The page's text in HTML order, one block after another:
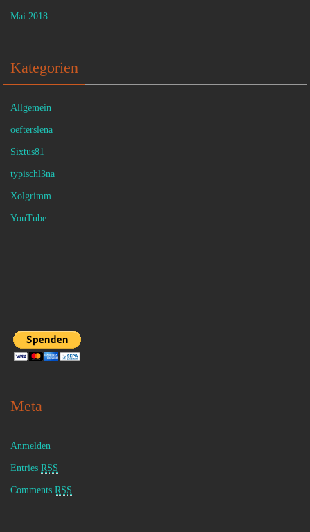
Mai 2018
Kategorien
Allgemein
oefterslena
Sixtus81
typischl3na
Xolgrimm
YouTube
Meta
Anmelden
Entries RSS
Comments RSS